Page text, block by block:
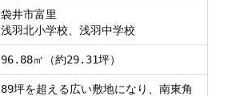
袋井市富里
浅羽北小学校、浅羽中学校
96.88㎡（約29.31坪）
89坪を超える広い敷地になり、南東角